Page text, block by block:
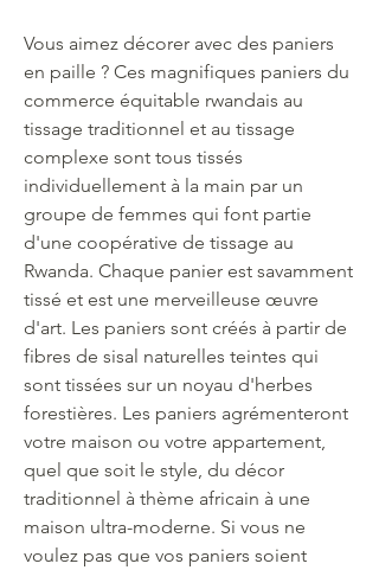
Vous aimez décorer avec des paniers
en paille ? Ces magnifiques paniers du
commerce équitable rwandais au
tissage traditionnel et au tissage
complexe sont tous tissés
individuellement à la main par un
groupe de femmes qui font partie
d'une coopérative de tissage au
Rwanda. Chaque panier est savamment
tissé et est une merveilleuse œuvre
d'art. Les paniers sont créés à partir de
fibres de sisal naturelles teintes qui
sont tissées sur un noyau d'herbes
forestières. Les paniers agrémenteront
votre maison ou votre appartement,
quel que soit le style, du décor
traditionnel à thème africain à une
maison ultra-moderne. Si vous ne
voulez pas que vos paniers soient